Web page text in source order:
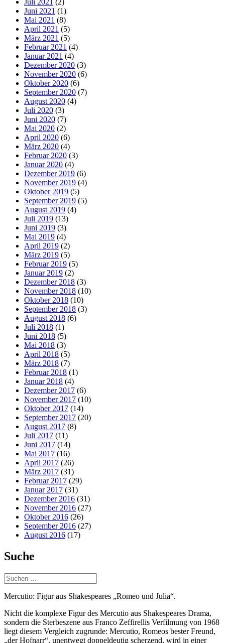
Juli 2021 (2)
Juni 2021 (1)
Mai 2021 (8)
April 2021 (5)
März 2021 (5)
Februar 2021 (4)
Januar 2021 (4)
Dezember 2020 (3)
November 2020 (6)
Oktober 2020 (6)
September 2020 (7)
August 2020 (4)
Juli 2020 (3)
Juni 2020 (7)
Mai 2020 (2)
April 2020 (6)
März 2020 (4)
Februar 2020 (3)
Januar 2020 (4)
Dezember 2019 (6)
November 2019 (4)
Oktober 2019 (5)
September 2019 (5)
August 2019 (4)
Juli 2019 (13)
Juni 2019 (3)
Mai 2019 (4)
April 2019 (2)
März 2019 (5)
Februar 2019 (5)
Januar 2019 (2)
Dezember 2018 (3)
November 2018 (10)
Oktober 2018 (10)
September 2018 (3)
August 2018 (6)
Juli 2018 (1)
Juni 2018 (5)
Mai 2018 (3)
April 2018 (5)
März 2018 (7)
Februar 2018 (1)
Januar 2018 (4)
Dezember 2017 (6)
November 2017 (10)
Oktober 2017 (14)
September 2017 (20)
August 2017 (8)
Juli 2017 (11)
Juni 2017 (14)
Mai 2017 (16)
April 2017 (26)
März 2017 (31)
Februar 2017 (29)
Januar 2017 (31)
Dezember 2016 (31)
November 2016 (27)
Oktober 2016 (26)
September 2016 (27)
August 2016 (17)
Suche
Suchen
nach:
Mercutio: Figur aus Shakespeares „Romeo und Julia“.
Nicht die komplexe Figur des Mercutio aus Shakespeares Drama,
sondern die Sterbeszene aus Franco Zeffirellis Verfilmung von 1968
liegt diesem Vergleich zugrunde: Mercutio, Romeos bester Freund,
„der Hofnarr“, unentwegt doppeldeutig scherzend, wird in einer